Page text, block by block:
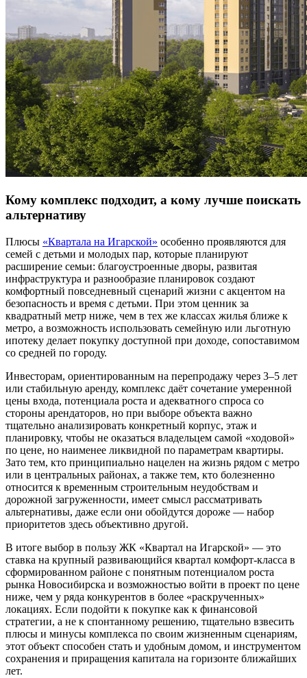
Кому комплекс подходит, а кому лучше поискать
альтернативу
Плюсы «Квартала на Игарской» особенно проявляются для
семей с детьми и молодых пар, которые планируют
расширение семьи: благоустроенные дворы, развитая
инфраструктура и разнообразие планировок создают
комфортный повседневный сценарий жизни с акцентом на
безопасность и время с детьми. При этом ценник за
квадратный метр ниже, чем в тех же классах жилья ближе к
метро, а возможность использовать семейную или льготную
ипотеку делает покупку доступной при доходе, сопоставимом
со средней по городу.
Инвесторам, ориентированным на перепродажу через 3–5 лет
или стабильную аренду, комплекс даёт сочетание умеренной
цены входа, потенциала роста и адекватного спроса со
стороны арендаторов, но при выборе объекта важно
тщательно анализировать конкретный корпус, этаж и
планировку, чтобы не оказаться владельцем самой «ходовой»
по цене, но наименее ликвидной по параметрам квартиры.
Зато тем, кто принципиально нацелен на жизнь рядом с метро
или в центральных районах, а также тем, кто болезненно
относится к временным строительным неудобствам и
дорожной загруженности, имеет смысл рассматривать
альтернативы, даже если они обойдутся дороже — набор
приоритетов здесь объективно другой.
В итоге выбор в пользу ЖК «Квартал на Игарской» — это
ставка на крупный развивающийся квартал комфорт-класса в
сформированном районе с понятным потенциалом роста
рынка Новосибирска и возможностью войти в проект по цене
ниже, чем у ряда конкурентов в более «раскрученных»
локациях. Если подойти к покупке как к финансовой
стратегии, а не к спонтанному решению, тщательно взвесить
плюсы и минусы комплекса по своим жизненным сценариям,
этот объект способен стать и удобным домом, и инструментом
сохранения и приращения капитала на горизонте ближайших
лет.